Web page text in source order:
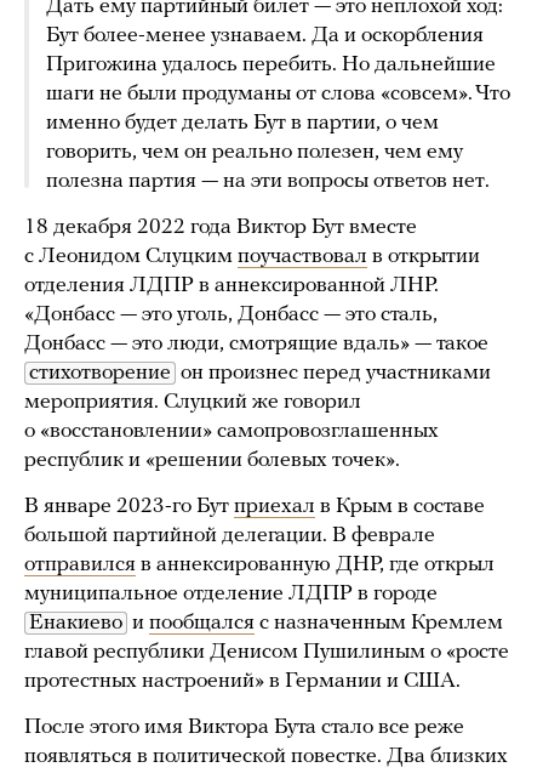
Дать ему партийный билет — это неплохой ход:
Бут более-менее узнаваем. Да и оскорбления
Пригожина удалось перебить. Но дальнейшие
шаги не были продуманы от слова «совсем». Что
именно будет делать Бут в партии, о чем
говорить, чем он реально полезен, чем ему
полезна партия — на эти вопросы ответов нет.
18 декабря 2022 года Виктор Бут вместе
с Леонидом Слуцким поучаствовал в открытии
отделения ЛДПР в аннексированной ЛНР.
«Донбасс — это уголь, Донбасс — это сталь,
Донбасс — это люди, смотрящие вдаль» — такое
стихотворение он произнес перед участниками
мероприятия. Слуцкий же говорил
о «восстановлении» самопровозглашенных
республик и «решении болевых точек».
В январе 2023-го Бут приехал в Крым в составе
большой партийной делегации. В феврале
отправился в аннексированную ДНР, где открыл
муниципальное отделение ЛДПР в городе
Енакиево и пообщался с назначенным Кремлем
главой республики Денисом Пушилиным о «росте
протестных настроений» в Германии и США.
После этого имя Виктора Бута стало все реже
появляться в политической повестке. Два близких